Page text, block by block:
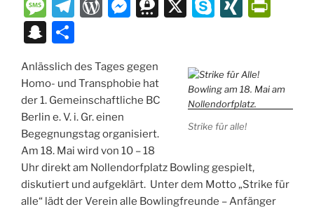
st
o
d
o
n
ai e
k
y
at
A
p
p
n
er
ot
e
ai lo
k.
c
o
m
M
e
ss
a
g
e
T
gr
a
m
W
P
re
ss
M
e
n
er
T
m
X
S
p
e
XI
ie
n
S
a
p
c
h
at
le
n
Strike für alle!
Anlässlich des Tages gegen
Homo- und Transphobie hat
der 1. Gemeinschaftliche BC
Berlin e. V. i. Gr. einen
Begegnungstag organisiert.
Am 18. Mai wird von 10 – 18
Uhr direkt am Nollendorfplatz Bowling gespielt,
diskutiert und aufgeklärt. Unter dem Motto „Strike für
alle“ lädt der Verein alle Bowlingfreunde – Anfänger